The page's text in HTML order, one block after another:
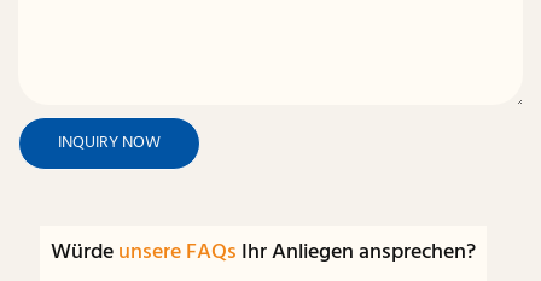
INQUIRY NOW
Würdeunsere FAQs Ihr Anliegen ansprechen?